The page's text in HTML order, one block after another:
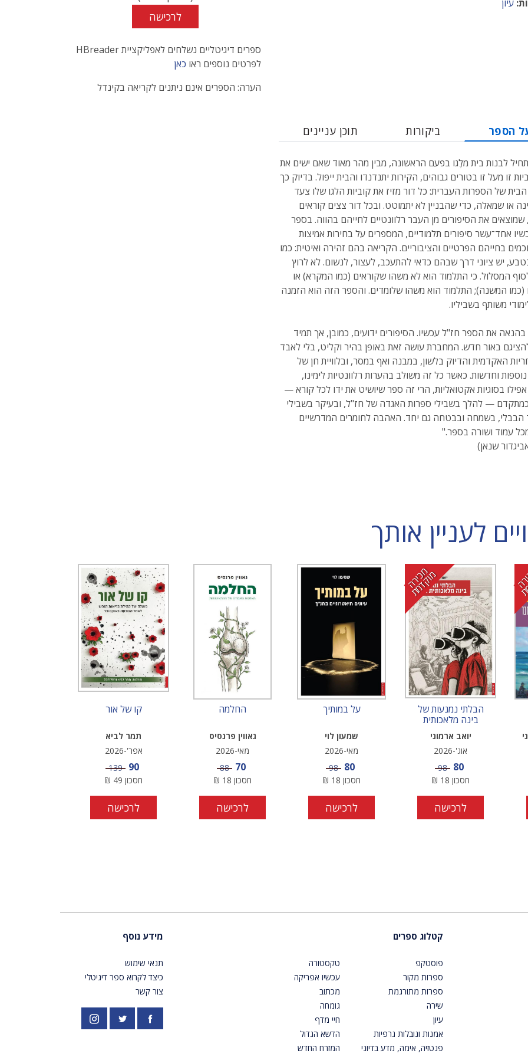
עיון
לרכישה
ספרים דיגיטליים נשלחים לאפליקציית HBreader
לפרטים נוספים ראו כאן
הערה: הספרים אינם ניתנים לקריאה בקינדל
הספר ביקורות תוכן עניינים
לבנות בית מלֶגו בפעם הראשונה, מבין מהר מאוד שאם ישים את
זו מעל זו בטורים גבוהים, הקירות יתנדנדו והבית ייפול. בדיוק כך
הבית של הספרות העברית: כל דור מזיז את קוביות הלגו שלו צעד
או שמאלה, כדי שהבניין לא יתמוטט. ובכל דור צצים קוראים
את הסיפורים מן העבר רלוונטיים לחייהם בהווה. בספר
אחד־עשר סיפורים תלמודיים, המספרים על בחירות אמיצות
בחייהם הפרטיים והציבוריים. הקריאה בהם זהירה ואיטית: כמו
יש ציוני דרך שבהם כדאי להתעכב, לעצור, לנשום. לא לרוץ
המסלול. כי התלמוד הוא לא משהו שקוראים (כמו המקרא) או
(כמו המשנה); התלמוד הוא משהו שלומדים. והספר הזה הוא הזמנה
משותף בשביליו.
את הספר חז"ל עכשיו. הסיפורים ידועים, כמובן, אך תמיד
באור חדש. המחברת עושה זאת באופן בהיר וקליט, בלי לאבד
האקדמית והדיוק בלשון, במבנה ואף במסר, ובלוויית חן של
וחדשות. כאשר כל זה משולב בהערות רלוונטיות לימינו,
בסוגיות אקטואליות, הרי זה ספר שיושיט את ידו לכל קורא —
— להלך בשבילי ספרות האגדה של חז"ל, ובעיקר בשבילי
הבבלי, בשמחה ובבטחה גם יחד. האהבה לחומרים המדרשיים
עמוד ושורה בספר."
שנאן)
לעניין אותך
מ
כ
י
ר
ה
מ
ו
ק
ד
מ
ת
הבלתי נמנעות של
בינה מלאכותית
יואב ארמוני
אוג'-2026
מחיר מבצע
80 מחיר
98
חסכון 18
₪
לרכישה
על במותיך
שמעון לוי
מאי-2026
מחיר מבצע
80 מחיר
98
חסכון 18
₪
לרכישה
החלמה
גאווין פרנסיס
מאי-2026
מחיר מבצע
70 מחיר
88
חסכון 18
₪
לרכישה
קו של אור
תמר לביא
אפר'-2026
מחיר מבצע
90 מחיר
139
חסכון 49
₪
לרכישה
קטלוג ספרים
פוסטקפ
ספרות מקור
ספרות מתורגמת
שירה
עיון
אמנות ונובלות גרפיות
פנטזיה, אימה, מדע בדיוני
טקסטורה
עכשיו אפריקה
מכתוב
גומחה
חיי מדף
הדשא הגדול
המזרח החדש
מידע נוסף
תנאי שימוש
כיצד לקרוא ספר דיגיטלי
צור קשר
פייסבוק PardesPublish
אינסטגרם